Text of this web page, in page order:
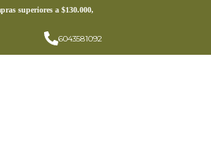
superiores a $130.000,
6043581092